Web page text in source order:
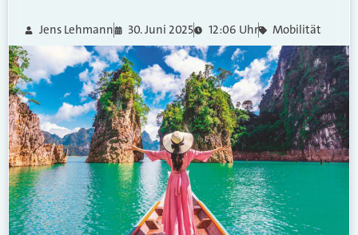
Jens Lehmann 30. Juni 2025 12:06 Uhr Mobilität